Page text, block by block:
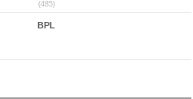
(485)
BPL